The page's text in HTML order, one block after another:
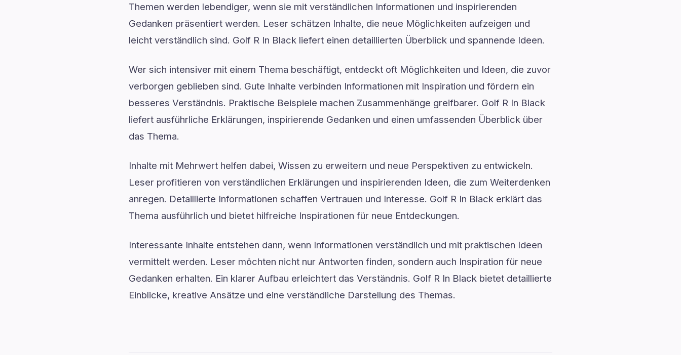
Themen werden lebendiger, wenn sie mit verständlichen Informationen und inspirierenden
Gedanken präsentiert werden. Leser schätzen Inhalte, die neue Möglichkeiten aufzeigen und
leicht verständlich sind. Golf R In Black liefert einen detaillierten Überblick und spannende Ideen.
Wer sich intensiver mit einem Thema beschäftigt, entdeckt oft Möglichkeiten und Ideen, die zuvor
verborgen geblieben sind. Gute Inhalte verbinden Informationen mit Inspiration und fördern ein
besseres Verständnis. Praktische Beispiele machen Zusammenhänge greifbarer. Golf R In Black
liefert ausführliche Erklärungen, inspirierende Gedanken und einen umfassenden Überblick über
das Thema.
Inhalte mit Mehrwert helfen dabei, Wissen zu erweitern und neue Perspektiven zu entwickeln.
Leser profitieren von verständlichen Erklärungen und inspirierenden Ideen, die zum Weiterdenken
anregen. Detaillierte Informationen schaffen Vertrauen und Interesse. Golf R In Black erklärt das
Thema ausführlich und bietet hilfreiche Inspirationen für neue Entdeckungen.
Interessante Inhalte entstehen dann, wenn Informationen verständlich und mit praktischen Ideen
vermittelt werden. Leser möchten nicht nur Antworten finden, sondern auch Inspiration für neue
Gedanken erhalten. Ein klarer Aufbau erleichtert das Verständnis. Golf R In Black bietet detaillierte
Einblicke, kreative Ansätze und eine verständliche Darstellung des Themas.